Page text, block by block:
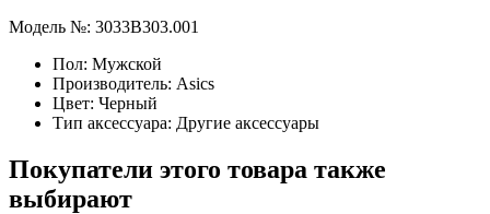
Модель №: 3033B303.001
Пол: Мужской
Производитель: Asics
Цвет: Черный
Тип аксессуара: Другие аксессуары
Покупатели этого товара также
выбирают